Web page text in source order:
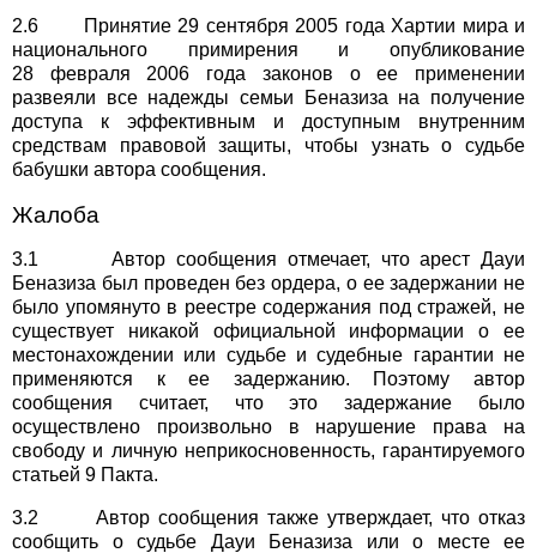
2.6 Принятие 29 сентября 2005 года Хартии мира и
национального примирения и опубликование
28 февраля 2006 года законов о ее применении
развеяли все надежды семьи Беназиза на получение
доступа к эффективным и доступным внутренним
средствам правовой защиты, чтобы узнать о судьбе
бабушки автора сообщения.
Жалоба
3.1 Автор сообщения отмечает, что арест Дауи
Беназиза был проведен без ордера, о ее задержании не
было упомянуто в реестре содержания под стражей, не
существует никакой официальной информации о ее
местонахождении или судьбе и судебные гарантии не
применяются к ее задержанию. Поэтому автор
сообщения считает, что это задержание было
осуществлено произвольно в нарушение права на
свободу и личную неприкосновенность, гарантируемого
статьей 9 Пакта.
3.2 Автор сообщения также утверждает, что отказ
сообщить о судьбе Дауи Беназиза или о месте ее